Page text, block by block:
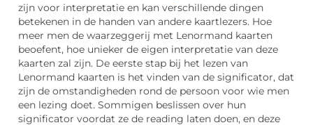
zijn voor interpretatie en kan verschillende dingen
betekenen in de handen van andere kaartlezers. Hoe
meer men de waarzeggerij met Lenormand kaarten
beoefent, hoe unieker de eigen interpretatie van deze
kaarten zal zijn. De eerste stap bij het lezen van
Lenormand kaarten is het vinden van de significator, dat
zijn de omstandigheden rond de persoon voor wie men
een lezing doet. Sommigen beslissen over hun
significator voordat ze de reading laten doen, en deze